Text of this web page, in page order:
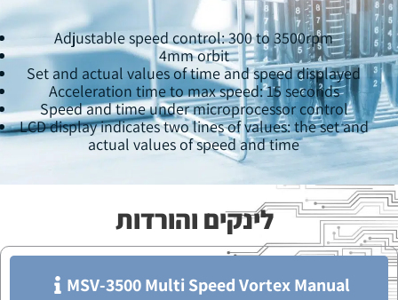
Adjustable speed control: 300 to 3500rpm
4mm orbit
Set and actual values of time and speed displayed
Acceleration time to max speed: 15 seconds
Speed and time under microprocessor control
LCD display indicates two lines of values: the set and
actual values of speed and time
לינקים והורדות
MSV-3500 Multi Speed Vortex Manual